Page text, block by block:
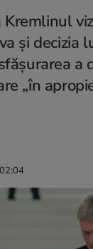
Kremlinul
și decizia
a
„în